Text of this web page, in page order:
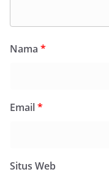
Nama *
Email*
Situs Web